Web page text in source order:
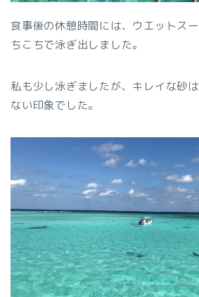
食事後の休憩時間には、ウエットス
ちこちで泳ぎ出しました。
私も少し泳ぎましたが、キレイな砂
ない印象でした。